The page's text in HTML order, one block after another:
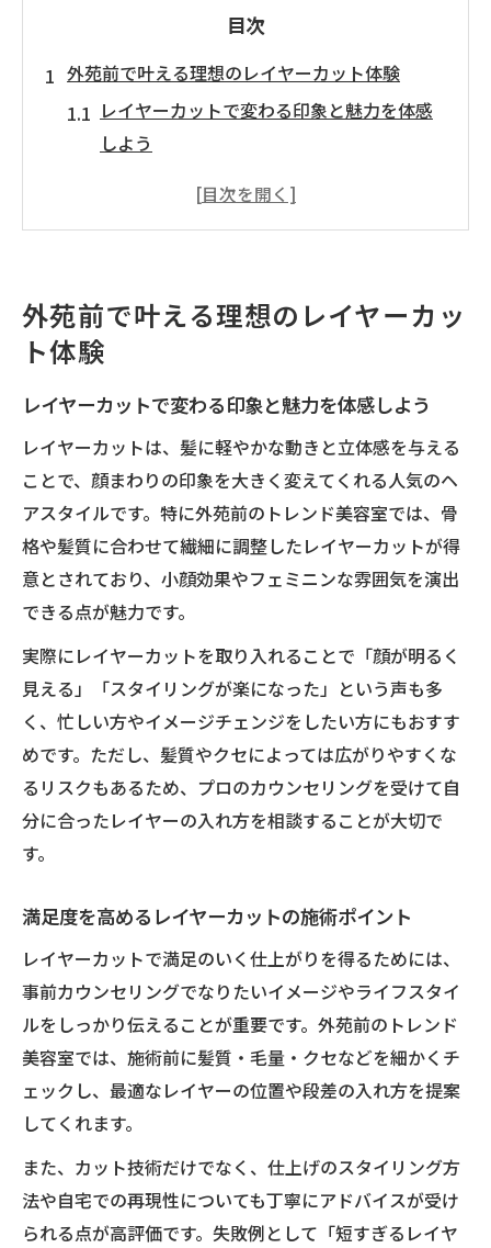
目次
外苑前で叶える理想のレイヤーカット体験
レイヤーカットで変わる印象と魅力を体感
しよう
満足度を高めるレイヤーカットの施術ポイ
レイヤーカット初心者にも安心な丁寧なサ
ポート体制
外苑前トレンド美容室で叶う理想のレイヤ
ーカット
小顔見せが叶うレイヤーカットの秘密
レイヤーカットが小顔効果を生む理由を解
顔周りレイヤーカットのバランス調整テク
ニック
せ方法
外苑前トレンド美容室の小顔カット技術と
は
スタイリング次第で変わるレイヤーカット
の印象
レイヤーカット得意な美容室の特徴と見極
め方
カウンセリング重視で後悔しないサロン選
び
口コミと評判から知るレイヤーカットの実
力派
レイヤーカットに強い美容師が多いサロン
の選び方
外苑前トレンド美容室で注目のレイヤーカ
ット術
外苑前で叶える理想のレイヤーカッ
ト体験
レイヤーカットで変わる印象と魅力を体感しよう
レイヤーカットは、髪に軽やかな動きと立体感を与える
ことで、顔まわりの印象を大きく変えてくれる人気のヘ
アスタイルです。特に外苑前のトレンド美容室では、骨
格や髪質に合わせて繊細に調整したレイヤーカットが得
意とされており、小顔効果やフェミニンな雰囲気を演出
できる点が魅力です。
実際にレイヤーカットを取り入れることで「顔が明るく
見える」「スタイリングが楽になった」という声も多
く、忙しい方やイメージチェンジをしたい方にもおすす
めです。ただし、髪質やクセによっては広がりやすくな
るリスクもあるため、プロのカウンセリングを受けて自
分に合ったレイヤーの入れ方を相談することが大切で
す。
満足度を高めるレイヤーカットの施術ポイント
レイヤーカットで満足のいく仕上がりを得るためには、
事前カウンセリングでなりたいイメージやライフスタイ
ルをしっかり伝えることが重要です。外苑前のトレンド
美容室では、施術前に髪質・毛量・クセなどを細かくチ
ェックし、最適なレイヤーの位置や段差の入れ方を提案
してくれます。
また、カット技術だけでなく、仕上げのスタイリング方
法や自宅での再現性についても丁寧にアドバイスが受け
られる点が高評価です。失敗例として「短すぎるレイヤ